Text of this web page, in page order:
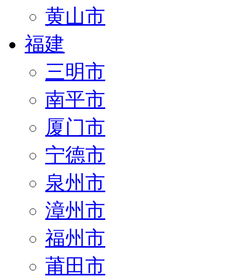
黄山市
福建
三明市
南平市
厦门市
宁德市
泉州市
漳州市
福州市
莆田市